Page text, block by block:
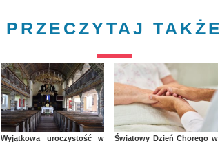
PRZECZYTAJ TAKŻE
Wyjątkowa uroczystość w
Światowy Dzień Chorego w